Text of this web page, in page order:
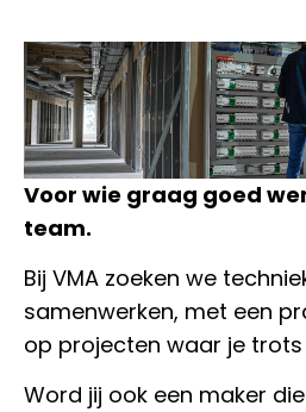
Voor wie graag goed
team.
Bij VMA zoeken we
samenwerken, met een
op projecten waar je trots
Word jij ook een maker